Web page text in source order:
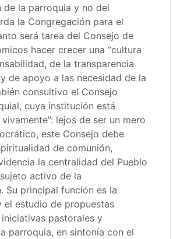
de la parroquia y no del
la Congregación para el
será tarea del Consejo de
hacer crecer una “cultura
de la transparencia
de apoyo a las necesidad de la
consultivo el Consejo
cuya institución está
lejos de ser un mero
este Consejo debe
de comunión,
la centralidad del Pueblo
activo de la
Su principal función es la
el estudio de propuestas
pastorales y
parroquia, en sintonía con el